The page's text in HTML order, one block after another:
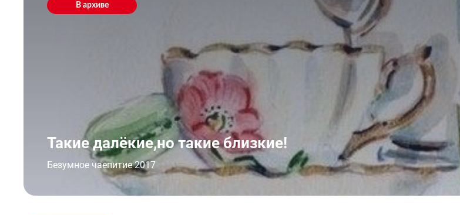
В архиве
Такие далёкие,но такие близкие!
Безумное чаепитие 2017